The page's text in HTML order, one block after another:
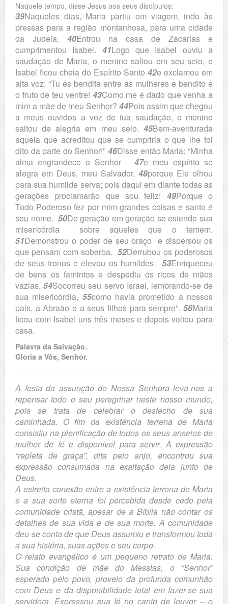
Naquele tempo, disse Jesus aos seus discípulos:
39Naqueles dias, Maria partiu em viagem, indo às
pressas para a região montanhosa, para uma cidade
da Judeia. 40Entrou na casa de Zacarias e
cumprimentou Isabel. 41Logo que Isabel ouviu a
saudação de Maria, o menino saltou em seu seio, e
Isabel ficou cheia do Espírito Santo42e exclamou em
alta voz: “Tu és bendita entre as mulheres e bendito é
o fruto de teu ventre! 43Como me é dado que venha a
mim a mãe de meu Senhor?44Pois assim que chegou
a meus ouvidos a voz de tua saudação, o menino
saltou de alegria em meu seio.45Bem-aventurada
aquela que acreditou que se cumpriria o que lhe foi
dito da parte do Senhor!”46Disse então Maria: “Minha
alma engrandece o Senhor47e meu espírito se
alegra em Deus, meu Salvador,48porque Ele olhou
para sua humilde serva; pois daqui em diante todas as
gerações proclamarão que sou feliz! 49Porque o
Todo-Poderoso fez por mim grandes coisas e santo é
seu nome. 50De geração em geração se estende sua
misericórdia sobre aqueles que o temem.
51Demonstrou o poder de seu braço e dispersou os
que pensam com soberba.52Derrubou os poderosos
de seus tronos e elevou os humildes.53Enriqueceu
de bens os famintos e despediu os ricos de mãos
vazias.54Socorreu seu servo Israel, lembrando-se de
sua misericórdia, 55como havia prometido a nossos
pais, a Abraão e a seus filhos para sempre”.56Maria
ficou com Isabel uns três meses e depois voltou para
casa.
Palavra da Salvação.
Gloria a Vós, Senhor.
A festa da assunção de Nossa Senhora leva-nos a
repensar todo o seu peregrinar neste nosso mundo,
pois se trata de celebrar o desfecho de sua
caminhada. O fim da existência terrena de Maria
consistiu na plenificação de todos os seus anseios de
mulher de fé e disponível para servir. A expressão
“repleta de graça”, dita pelo anjo, encontrou sua
expressão consumada na exaltação dela junto de
Deus.
A estreita conexão entre a existência terrena de Maria
e a sua sorte eterna foi percebida desde cedo pela
comunidade cristã, apesar de a Bíblia não contar os
detalhes de sua vida e de sua morte. A comunidade
deu-se conta de que Deus assumiu e transformou toda
a sua história, suas ações e seu corpo.
O relato evangélico é um pequeno retrato de Maria.
Sua condição de mãe do Messias, o “Senhor”
esperado pelo povo, proveio da profunda comunhão
com Deus e da disponibilidade total em fazer-se sua
servidora. Expressou sua fé no canto de louvor – o